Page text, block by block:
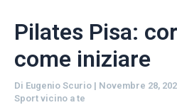
Pilates Pisa:
come iniziare
Di Eugenio Scurio | Novembre 28,
Sport vicino a te